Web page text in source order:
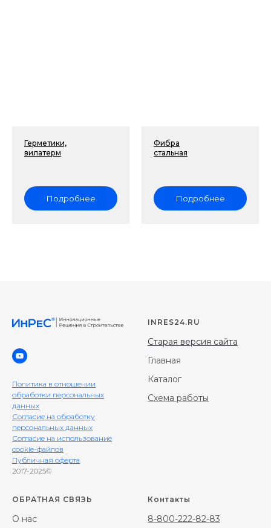
Герметики,
вилатерм
Подробнее
Фибра
стальная
Подробнее
Политика в отношении
обработки персональных
данных
Согласие на обработку
персональных данных
Согласие на использование
cookie-файлов
Публичная оферта
2017-2025©
INRES24.RU
Старая версия сайта
Главная
Каталог
Схема работы
ОБРАТНАЯ СВЯЗЬ
О нас
Контакты
8-800-222-82-83